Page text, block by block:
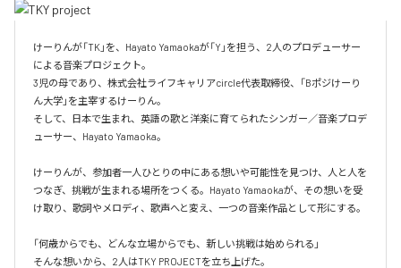
けーりんが「TK」を、Hayato Yamaokaが「Y」を担う、2人のプロデューサー
による音楽プロジェクト。
3児の母であり、株式会社ライフキャリアcircle代表取締役、「Bポジけーり
ん大学」を主宰するけーりん。
そして、日本で生まれ、英語の歌と洋楽に育てられたシンガー／音楽プロデ
ューサー、Hayato Yamaoka。
けーりんが、参加者一人ひとりの中にある想いや可能性を見つけ、人と人を
つなぎ、挑戦が生まれる場所をつくる。Hayato Yamaokaが、その想いを受
け取り、歌詞やメロディ、歌声へと変え、一つの音楽作品として形にする。
「何歳からでも、どんな立場からでも、新しい挑戦は始められる」
そんな想いから、2人はTKY PROJECTを立ち上げた。